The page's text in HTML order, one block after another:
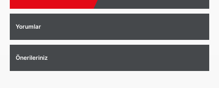
Yorumlar
Önerileriniz